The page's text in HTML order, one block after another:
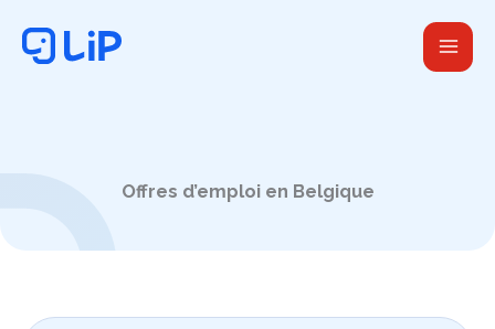
Offres d’emploi en Belgique